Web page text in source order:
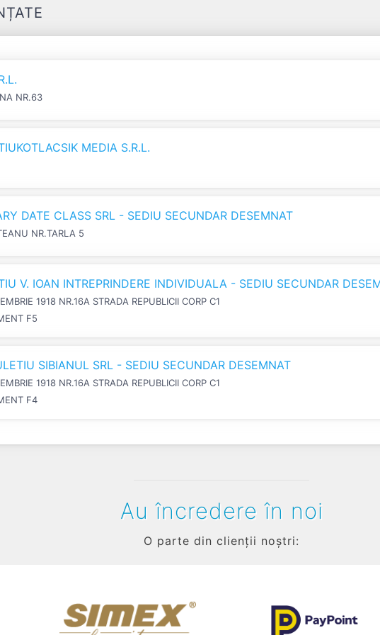
NR.63
MEDIA S.R.L.
DATE CLASS SRL - SEDIU SECUNDAR DESEMNAT
NR.TARLA 5
V. IOAN INTREPRINDERE INDIVIDUALA - SEDIU SECUNDAR
1918 NR.16A STRADA REPUBLICII CORP C1
F5
SIBIANUL SRL - SEDIU SECUNDAR DESEMNAT
1918 NR.16A STRADA REPUBLICII CORP C1
F4
Au încredere în noi
O parte din clienții noștri: